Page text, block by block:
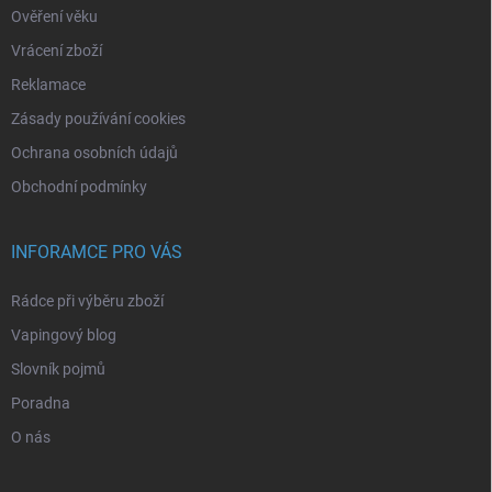
Ověření věku
Vrácení zboží
Reklamace
Zásady používání cookies
Ochrana osobních údajů
Obchodní podmínky
INFORAMCE PRO VÁS
Rádce při výběru zboží
Vapingový blog
Slovník pojmů
Poradna
O nás